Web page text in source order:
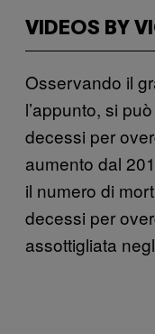
VIDEOS BY
Osservando il
l’appunto, si
decessi per
aumento dal
il numero di
decessi per
assottigliata